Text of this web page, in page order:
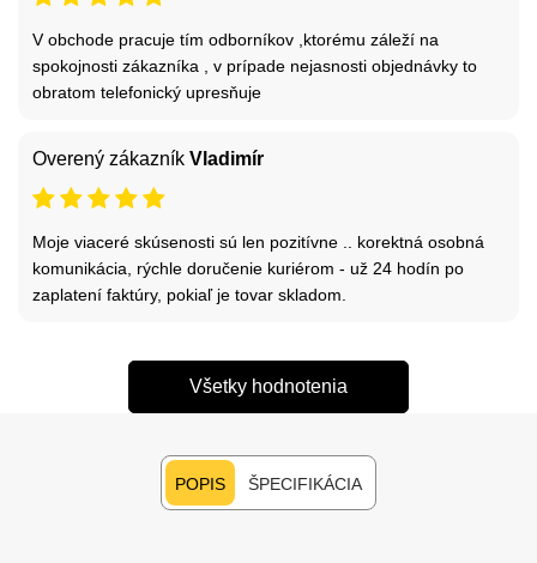
V obchode pracuje tím odborníkov ,ktorému záleží na
spokojnosti zákazníka , v prípade nejasnosti objednávky to
obratom telefonický upresňuje
Overený zákazník Vladimír
Moje viaceré skúsenosti sú len pozitívne .. korektná osobná
komunikácia, rýchle doručenie kuriérom - už 24 hodín po
zaplatení faktúry, pokiaľ je tovar skladom.
Všetky hodnotenia
POPIS ŠPECIFIKÁCIA